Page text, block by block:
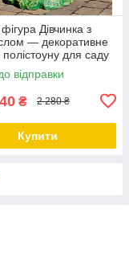
Дівчинка з
— декоративне
для саду
висота 53 см
відправки
₴ 2 280 ₴
Купити